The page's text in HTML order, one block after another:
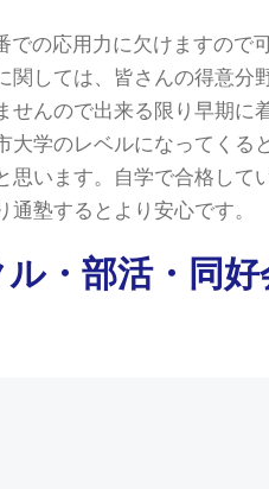
の応用力に欠けますので
関しては、皆さんの得意分
せんので出来る限り早期に
大学のレベルになってくる
います。自学で合格して
塾するとより安心です。
・部活・同好